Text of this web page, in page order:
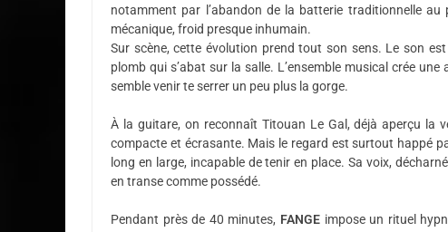
notamment par l’abandon de la batterie traditionnelle
mécanique, froid presque inhumain.
Sur scène, cette évolution prend tout son sens. Le son
plomb qui s’abat sur la salle. L’ensemble musical crée
semble venir te serrer un peu plus la gorge.
À la guitare, on reconnaît Titouan Le Gal, déjà aperçu la
compacte et écrasante. Mais le regard est surtout happé
long en large, incapable de tenir en place. Sa voix,
en transe comme possédé.
Pendant près de 40 minutes, FANGE impose un rituel